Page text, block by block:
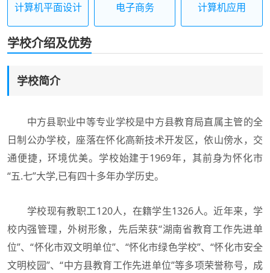
计算机平面设计 电子商务 计算机应用
学校介绍及优势
学校简介
中方县职业中等专业学校是中方县教育局直属主管的全
日制公办学校，座落在怀化高新技术开发区，依山傍水，交
通便捷，环境优美。学校始建于1969年，其前身为怀化市
“五.七”大学,已有四十多年办学历史。
学校现有教职工120人，在籍学生1326人。近年来，学
校内强管理，外树形象，先后荣获“湖南省教育工作先进单
位”、“怀化市双文明单位”、“怀化市绿色学校”、“怀化市安全
文明校园”、“中方县教育工作先进单位”等多项荣誉称号，成